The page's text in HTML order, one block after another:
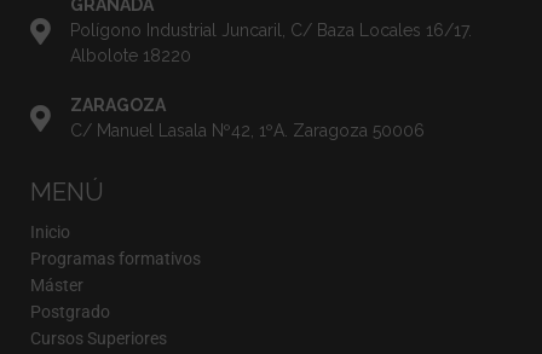
GRANADA
Polígono Industrial Juncaril, C/ Baza Locales 16/17.
Albolote 18220
ZARAGOZA
C/ Manuel Lasala Nº42, 1ºA. Zaragoza 50006
MENÚ
Inicio
Programas formativos
Máster
Postgrado
Cursos Superiores